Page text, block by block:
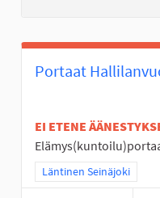
Portaat
EI ETENE
Rajaa tulokset teeman
Läntinen Seinäjoki